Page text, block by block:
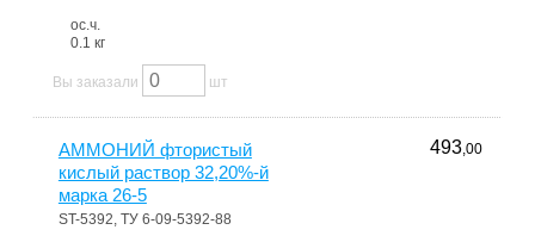
ос.ч.
0.1 кг
Вы заказали шт
АММОНИЙ фтористый
кислый раствор 32,20%-й
марка 26-5
ST-5392, ТУ 6-09-5392-88
493,00